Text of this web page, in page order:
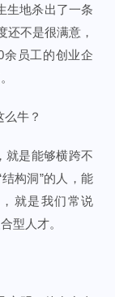
生地杀出了一条
还不是很满意，
员工的创业企
牛？
就是能够横跨不
构洞”的人，能
就是我们常说
型人才。